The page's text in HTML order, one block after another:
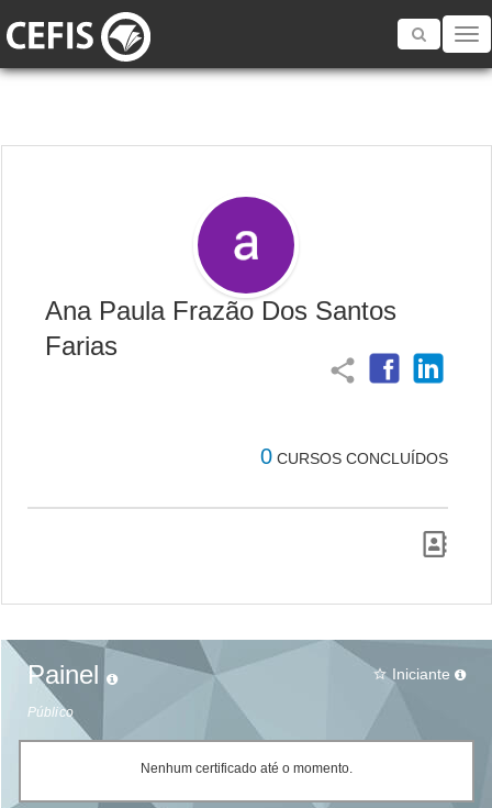
Toggle
Ana Paula Frazão Dos Santos
Farias
share
0 CURSOS CONCLUÍDOS
Painel
Público
star_border Iniciante
Nenhum certificado até o momento.